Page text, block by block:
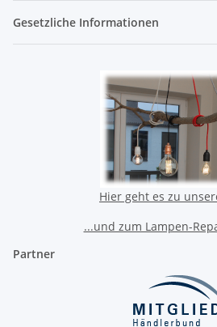
Gesetzliche Informationen
Hier geht es zu
...und zum Lampen-
Partner